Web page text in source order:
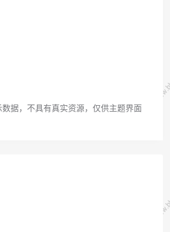
据，不具有真实资源，仅供主题界面